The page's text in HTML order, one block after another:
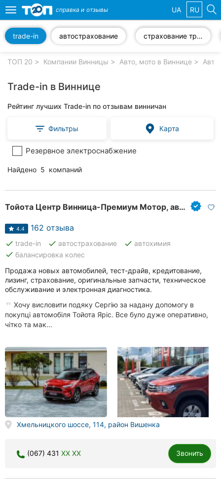
компании
Популярные
клиники
Частные
клиники
Автошколы
Рестораны
Все
рубрики
города:
Винница
Житомир
Тернополь
Ровно
Toggle
navigation
справка и отзывы UA RU
автострахование страхование транспорта
trade-in
ТОП 20 Компании Винницы Авто, мото в Виннице
Trade-in в Виннице
Рейтинг лучших Trade-in по отзывам винничан
Фильтры Карта
Резервное электроснабжение
Найдено 5 компаний
Тойота Центр Винница-Премиум Мотор, автомобильный центр
4.4 162 отзыва
done trade-in done автострахование done автохимия
done балансировка колес
Продажа новых автомобилей, тест-драйв, кредитование,
лизинг, страхование, оригинальные запчасти, техническое
обслуживание и электронная диагностика.
Хочу висловити подяку Сергію за надану допомогу в
покупці автомобіля Тойота Яріс. Все було дуже оперативно,
чітко та мак...
Хмельницкого шоссе, 114, район Вишенка
(067) 431 XX XX Звонить